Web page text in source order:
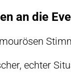
an die
echter